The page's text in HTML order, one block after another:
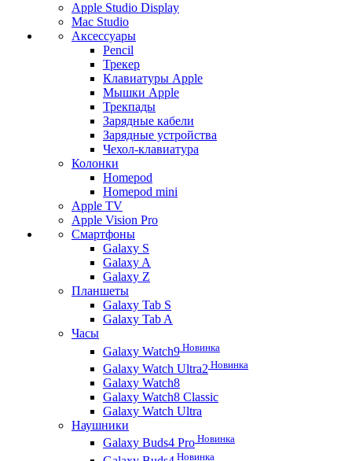
Apple Studio Display
Mac Studio
Аксессуары
Pencil
Трекер
Клавиатуры Apple
Мышки Apple
Трекпады
Зарядные кабели
Зарядные устройства
Чехол-клавиатура
Колонки
Homepod
Homepod mini
Apple TV
Apple Vision Pro
Смартфоны
Galaxy S
Galaxy A
Galaxy Z
Планшеты
Galaxy Tab S
Galaxy Tab A
Часы
Galaxy Watch9 Новинка
Galaxy Watch Ultra2 Новинка
Galaxy Watch8
Galaxy Watch8 Classic
Galaxy Watch Ultra
Наушники
Galaxy Buds4 Pro Новинка
Новинка